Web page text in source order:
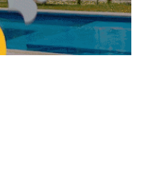
Autoconstrucción, el
reto que enfrenta la